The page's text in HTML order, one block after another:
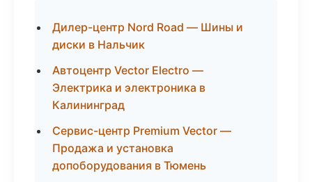
Дилер-центр Nord Road — Шины и
диски в Нальчик
Автоцентр Vector Electro —
Электрика и электроника в
Калининград
Сервис-центр Premium Vector —
Продажа и установка
допоборудования в Тюмень